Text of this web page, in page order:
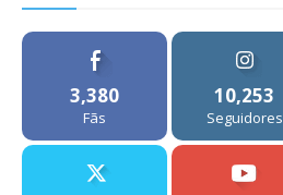
3,380
Fãs
10,253
Seguidores